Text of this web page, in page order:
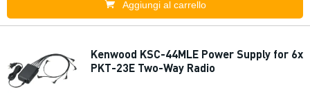
Aggiungi al carrello
Kenwood KSC-44MLE Power Supply for 6x
PKT-23E Two-Way Radio